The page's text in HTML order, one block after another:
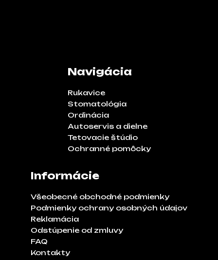
Navigácia
Rukavice
Stomatológia
Ordinácia
Autoservis a dielne
Tetovacie štúdio
Ochranné pomôcky
Informácie
Všeobecné obchodné podmienky
Podmienky ochrany osobných údajov
Reklamácia
Odstúpenie od zmluvy
FAQ
Kontakty